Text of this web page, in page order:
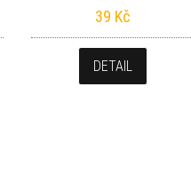
39 Kč
DETAIL